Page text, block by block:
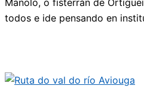
todos e ide pensando en